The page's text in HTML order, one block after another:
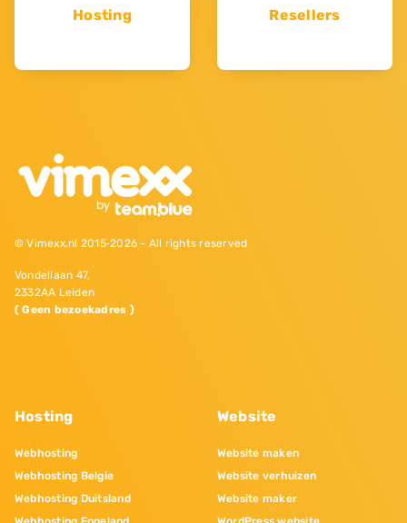
Hosting Resellers
© Vimexx.nl 2015‐2026 - All rights reserved
Vondellaan 47,
2332AA Leiden
( Geen bezoekadres )
Hosting
Webhosting
Webhosting Belgie
Webhosting Duitsland
Website
Website maken
Website verhuizen
Website maker